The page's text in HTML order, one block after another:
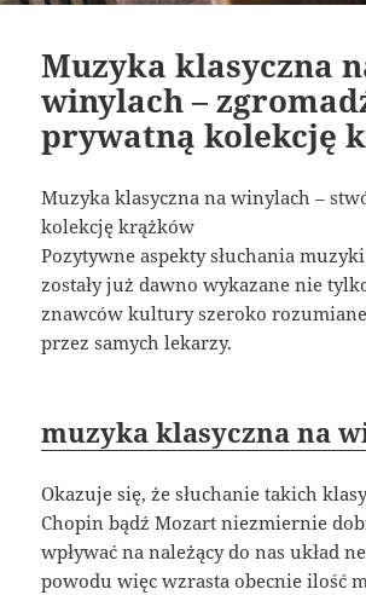
Muzyka klasyczna
winylach –
prywatną kolekcję
Muzyka klasyczna na winylach –
kolekcję krążków
Pozytywne aspekty słuchania
zostały już dawno wykazane nie
znawców kultury szeroko
przez samych lekarzy.
muzyka klasyczna na
Okazuje się, że słuchanie takich
Chopin bądź Mozart niezmiernie
wpływać na należący do nas układ
powodu więc wzrasta obecnie ilość